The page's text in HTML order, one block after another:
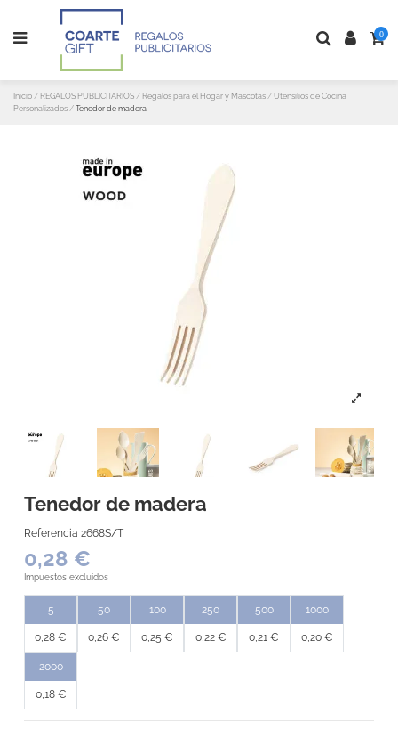
0
Inicio REGALOS PUBLICITARIOS Regalos para el Hogar y Mascotas
Utensilios de Cocina
Personalizados
Tenedor de madera
Tenedor de madera
Referencia 2668S/T
0,28 €
Impuestos excluidos
5
0,28 €
50
0,26 €
100
0,25 €
250
0,22 €
500
0,21 €
1000
0,20 €
2000
0,18 €